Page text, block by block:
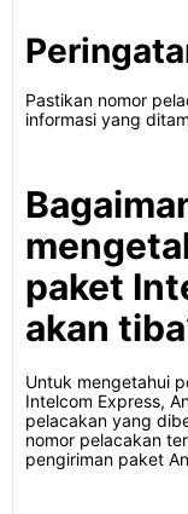
Pastikan nomor
informasi yang
paket
akan
Untuk mengetahui
Intelcom Express,
pelacakan yang
nomor pelacakan
pengiriman paket